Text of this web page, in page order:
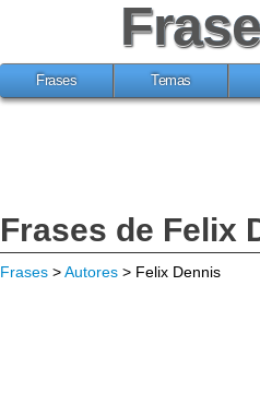
Frases Temas
Frases de Felix
Frases >Autores > Felix Dennis